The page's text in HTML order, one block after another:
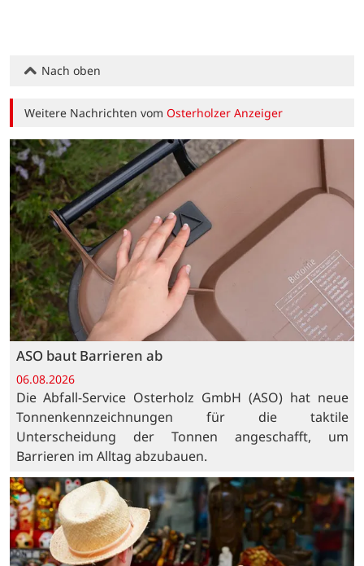
Nach oben
Weitere Nachrichten vomOsterholzer Anzeiger
ASO baut Barrieren ab
06.08.2026
Die Abfall-Service Osterholz GmbH (ASO) hat neue
Tonnenkennzeichnungen für die taktile
Unterscheidung der Tonnen angeschafft, um
Barrieren im Alltag abzubauen.